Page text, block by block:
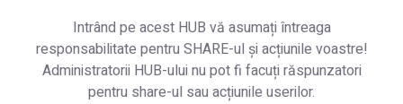
Intrând pe acest HUB vă asumați întreaga
responsabilitate pentru SHARE-ul și acțiunile voastre!
Administratorii HUB-ului nu pot fi facuți răspunzatori
pentru share-ul sau acțiunile userilor.